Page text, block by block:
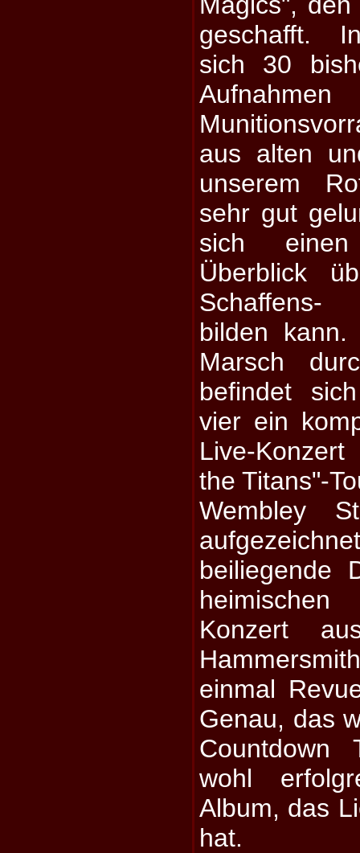
geschafft.
sich 30
aus alten
unserem
sehr gut
sich
Überblick
Schaffens-
bilden
Marsch
befindet
vier ein
Live-
the Titans"-
Wembley
beiliegende
Konzert
einmal
Genau, das
Countdown
wohl
Album, das
hat.